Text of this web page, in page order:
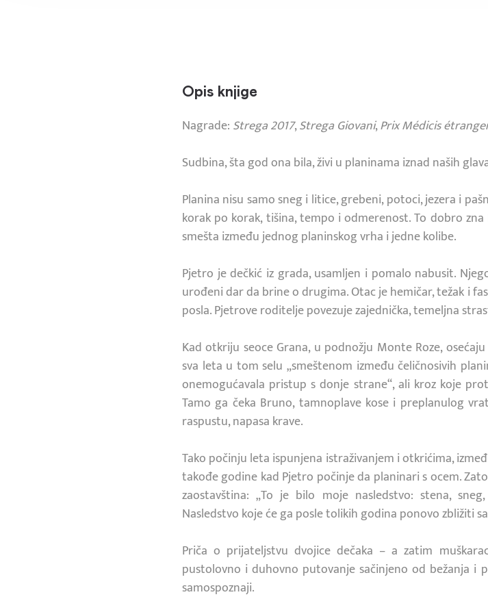
Opis knjige
Nagrade: Strega 2017,Strega Giovani,Prix Médicis
Sudbina, šta god ona bila, živi u planinama iznad naših
Planina nisu samo sneg i litice, grebeni, potoci, jezera i
korak po korak, tišina, tempo i odmerenost. To dobro
smešta između jednog planinskog vrha i jedne kolibe.
Pjetro je dečkić iz grada, usamljen i pomalo nabusit.
urođeni dar da brine o drugima. Otac je hemičar, težak i
posla. Pjetrove roditelje povezuje zajednička, temeljna
Kad otkriju seoce Grana, u podnožju Monte Roze,
sva leta u tom selu „smeštenom između čeličnosivih
onemogućavala pristup s donje strane“, ali kroz koje
Tamo ga čeka Bruno, tamnoplave kose i preplanulog
raspustu, napasa krave.
Tako počinju leta ispunjena istraživanjem i otkrićima,
takođe godine kad Pjetro počinje da planinari s ocem.
zaostavština: „To je bilo moje nasledstvo: stena,
Nasledstvo koje će ga posle tolikih godina ponovo zbližiti
Priča o prijateljstvu dvojice dečaka – a zatim
pustolovno i duhovno putovanje sačinjeno od bežanja i
samospoznaji.